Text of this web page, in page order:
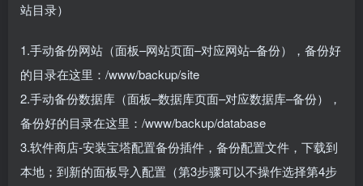
站目录）
1.手动备份网站（面板–网站页面–对应网站–备份），备份好
的目录在这里：/www/backup/site
2.手动备份数据库（面板–数据库页面–对应数据库–备份），
备份好的目录在这里：/www/backup/database
3.软件商店-安装宝塔配置备份插件，备份配置文件，下载到
本地；到新的面板导入配置（第3步骤可以不操作选择第4步